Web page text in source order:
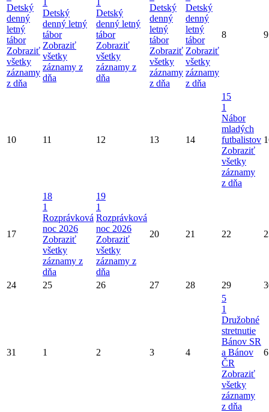
Detský
denný
letný
tábor
Zobraziť
všetky
záznamy
z dňa
Detský
denný letný
tábor
Zobraziť
všetky
záznamy z
dňa
Detský
denný letný
tábor
Zobraziť
všetky
záznamy z
dňa
Detský
denný
letný
tábor
Zobraziť
všetky
záznamy
z dňa
Detský
denný
letný
tábor
Zobraziť
všetky
záznamy
z dňa
8 9
10 11 12 13 14
15
1
Nábor
mladých
futbalistov
Zobraziť
všetky
záznamy
z dňa
17
18
1
Rozprávková
noc 2026
Zobraziť
všetky
záznamy z
dňa
19
1
Rozprávková
noc 2026
Zobraziť
všetky
záznamy z
dňa
20 21 22
24 25 26 27 28 29
31 1 2 3 4
5
1
Družobné
stretnutie
Bánov SR
a Bánov
ČR
Zobraziť
všetky
záznamy
z dňa
6